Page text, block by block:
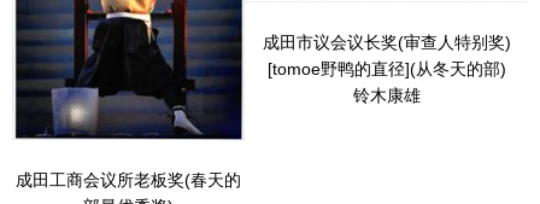
成田工商会议所老板奖(春天的
成田市议会议长奖(审查人特别奖)
[tomoe野鸭的直径](从冬天的部)
铃木康雄